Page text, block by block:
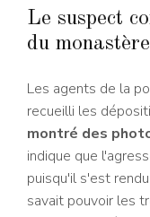
Le suspect
du monastère
Les agents de la
recueilli les
montré des
indique que
puisqu'il s'est
savait pouvoir les